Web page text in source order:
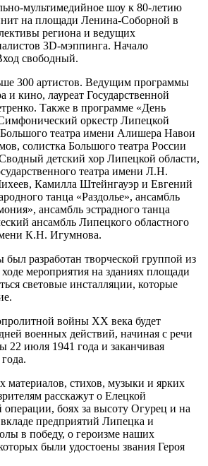
мультимедийное шоу к 80-летию
на площади Ленина-Соборной в
региона и ведущих
3D-мэппинга. Начало
свободный.
300 артистов. Ведущим программы
и кино, лауреат Государственной
Также в программе «День
оркестр Липецкой
театра имени Алишера Навои
солистка Большого театра России
детский хор Липецкой области,
театра имени Л.Н.
Камилла Штейнгауэр и Евгений
танца «Раздолье», ансамбль
ансамбль эстрадного танца
ансамбль Липецкого областного
К.Н. Игумнова.
разработан творческой группой из
мероприятия на зданиях площади
световые инсталляции, которые
войны XX века будет
военных действий, начиная с речи
22 июля 1941 года и заканчивая
стихов, музыки и ярких
расскажут о Елецкой
операции, боях за высоту Огурец и на
предприятий Липецка и
в победу, о героизме наших
были удостоены звания Героя